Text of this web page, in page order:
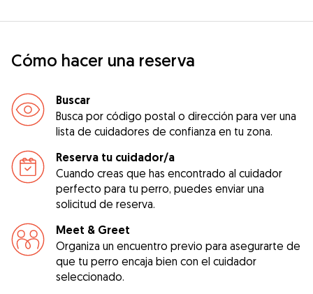
Cómo hacer una reserva
Buscar
Busca por código postal o dirección para ver una
lista de cuidadores de confianza en tu zona.
Reserva tu cuidador/a
Cuando creas que has encontrado al cuidador
perfecto para tu perro, puedes enviar una
solicitud de reserva.
Meet & Greet
Organiza un encuentro previo para asegurarte de
que tu perro encaja bien con el cuidador
seleccionado.